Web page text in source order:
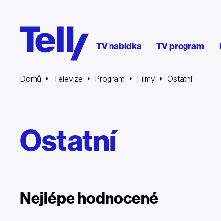
TV nabídka TV program
Domů Televize Program Filmy Ostatní
Ostatní
Nejlépe hodnocené